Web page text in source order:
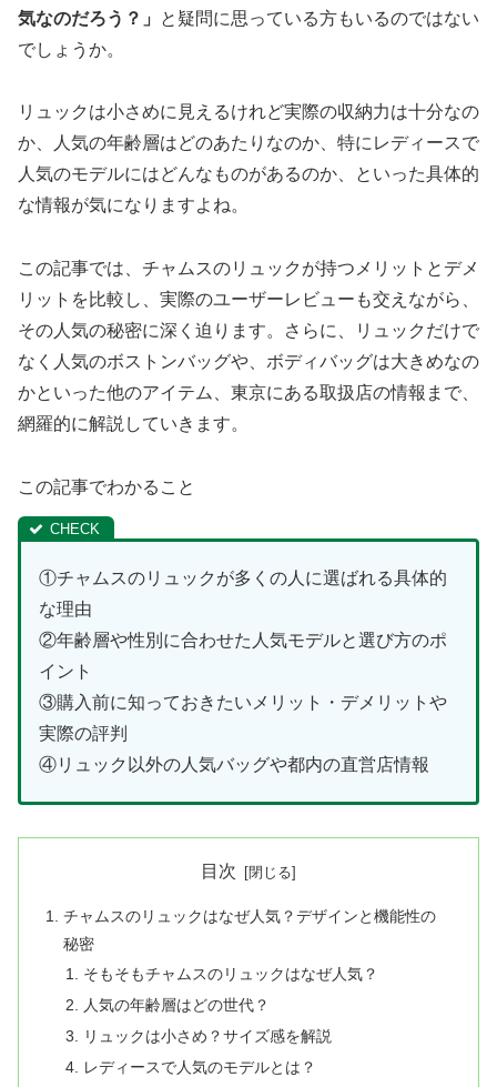
気なのだろう？」
と疑問に思っている方もいるのではない
でしょうか。
リュックは小さめに見えるけれど実際の収納力は十分なの
か、人気の年齢層はどのあたりなのか、特にレディースで
人気のモデルにはどんなものがあるのか、といった具体的
な情報が気になりますよね。
この記事では、チャムスのリュックが持つメリットとデメ
リットを比較し、実際のユーザーレビューも交えながら、
その人気の秘密に深く迫ります。さらに、リュックだけで
なく人気のボストンバッグや、ボディバッグは大きめなの
かといった他のアイテム、東京にある取扱店の情報まで、
網羅的に解説していきます。
この記事でわかること
①チャムスのリュックが多くの人に選ばれる具体的
な理由
②年齢層や性別に合わせた人気モデルと選び方のポ
イント
③購入前に知っておきたいメリット・デメリットや
実際の評判
④リュック以外の人気バッグや都内の直営店情報
目次
チャムスのリュックはなぜ人気？デザインと機能性の
秘密
そもそもチャムスのリュックはなぜ人気？
人気の年齢層はどの世代？
リュックは小さめ？サイズ感を解説
レディースで人気のモデルとは？